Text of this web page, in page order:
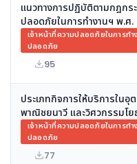
แนวทางการปฏิบัติตามกฎกร
ปลอดภัยในการทำงานฯ พ.ศ
ในลักษณะ Digital
เจ้าหน้าที่ความปลอดภัยในการท
ปลอดภัย
95
ประเภทกิจการให้บริการใน
พาณิชยนาวี และวิศวกรรมโย
กระทรวงการจัดให้มีเจ้าหน้
2565
เจ้าหน้าที่ความปลอดภัยในการท
ปลอดภัย
77